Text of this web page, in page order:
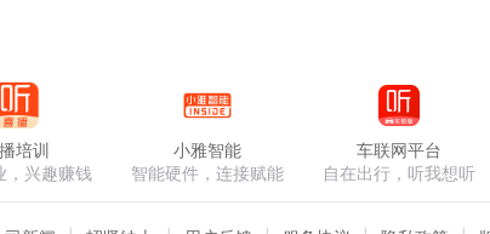
培训
，兴趣赚钱
小雅智能
智能硬件，连接赋能
车联网平台
自在出行，听我想听